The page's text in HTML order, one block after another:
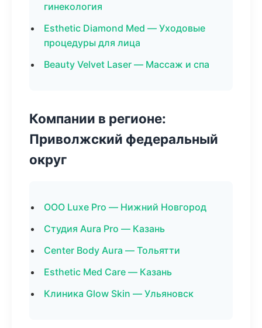
гинекология
Esthetic Diamond Med — Уходовые
процедуры для лица
Beauty Velvet Laser — Массаж и спа
Компании в регионе:
Приволжский федеральный
округ
ООО Luxe Pro — Нижний Новгород
Студия Aura Pro — Казань
Center Body Aura — Тольятти
Esthetic Med Care — Казань
Клиника Glow Skin — Ульяновск